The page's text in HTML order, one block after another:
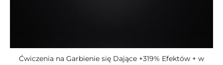
Ćwiczenia na Garbienie się Dające +319% Efektów + w